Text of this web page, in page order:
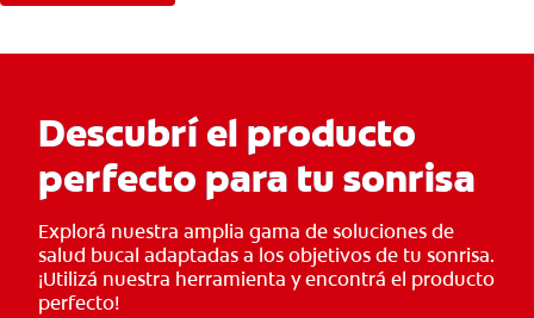
Descubrí el producto
perfecto para tu sonrisa
Explorá nuestra amplia gama de soluciones de
salud bucal adaptadas a los objetivos de tu sonrisa.
¡Utilizá nuestra herramienta y encontrá el producto
perfecto!